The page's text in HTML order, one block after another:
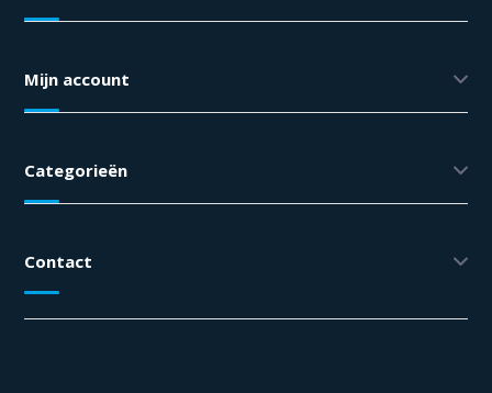
Mijn account
Categorieën
Contact